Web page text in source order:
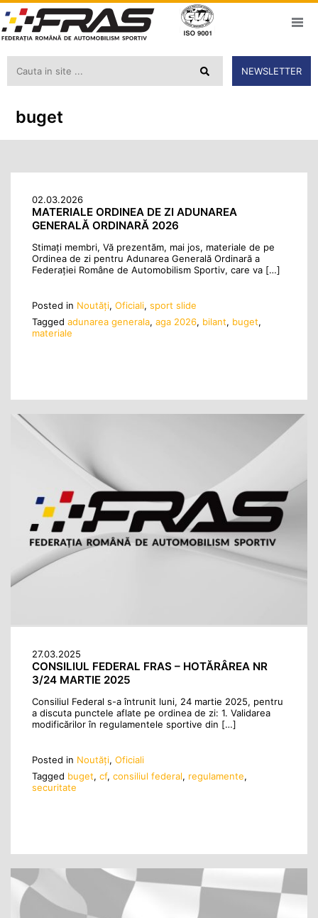
NEWSLETTER
buget
02.03.2026
MATERIALE ORDINEA DE ZI ADUNAREA
GENERALĂ ORDINARĂ 2026
Stimați membri, Vă prezentăm, mai jos, materiale de pe
Ordinea de zi pentru Adunarea Generală Ordinară a
Federaţiei Române de Automobilism Sportiv, care va […]
Posted in Noutăţi, Oficiali, sport slide
Tagged adunarea generala, aga 2026, bilant, buget,
materiale
27.03.2025
CONSILIUL FEDERAL FRAS – HOTĂRÂREA NR
3/24 MARTIE 2025
Consiliul Federal s-a întrunit luni, 24 martie 2025, pentru
a discuta punctele aflate pe ordinea de zi: 1. Validarea
modificărilor în regulamentele sportive din […]
Posted in Noutăţi, Oficiali
Tagged buget, cf, consiliul federal, regulamente,
securitate